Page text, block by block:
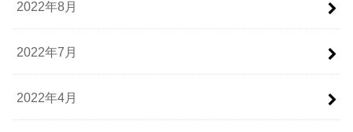
2022年8月
2022年7月
2022年4月